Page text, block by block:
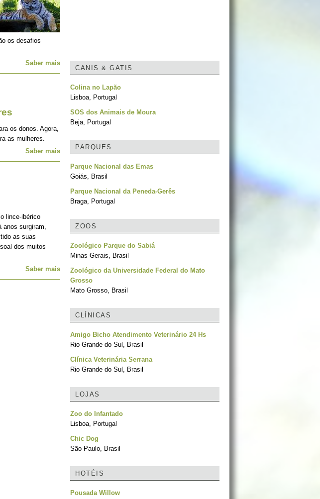
os desafios
Saber mais
os donos. Agora,
as mulheres.
Saber mais
lince-ibérico
anos surgiram,
as suas
dos muitos
Saber mais
CANIS & GATIS
Colina no Lapão
Lisboa, Portugal
SOS dos Animais de Moura
Beja, Portugal
PARQUES
Parque Nacional das Emas
Goiás, Brasil
Parque Nacional da Peneda-Gerês
Braga, Portugal
ZOOS
Zoológico Parque do Sabiá
Minas Gerais, Brasil
Zoológico da Universidade Federal do Mato
Grosso
Mato Grosso, Brasil
CLÍNICAS
Amigo Bicho Atendimento Veterinário 24 Hs
Rio Grande do Sul, Brasil
Clínica Veterinária Serrana
Rio Grande do Sul, Brasil
LOJAS
Zoo do Infantado
Lisboa, Portugal
Chic Dog
São Paulo, Brasil
HOTÉIS
Pousada Willow